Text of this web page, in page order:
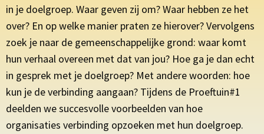
in je doelgroep. Waar geven zij om? Waar hebben ze het
over? En op welke manier praten ze hierover? Vervolgens
zoek je naar de gemeenschappelijke grond: waar komt
hun verhaal overeen met dat van jou? Hoe ga je dan echt
in gesprek met je doelgroep? Met andere woorden: hoe
kun je de verbinding aangaan? Tijdens de Proeftuin#1
deelden we succesvolle voorbeelden van hoe
organisaties verbinding opzoeken met hun doelgroep.